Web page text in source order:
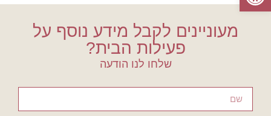
מעוניינים לקבל מידע נוסף על
פעילות הבית?
שלחו לנו הודעה